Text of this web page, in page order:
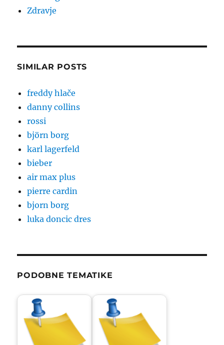
Zdravje
SIMILAR POSTS
freddy hlače
danny collins
rossi
björn borg
karl lagerfeld
bieber
air max plus
pierre cardin
bjorn borg
luka doncic dres
PODOBNE TEMATIKE